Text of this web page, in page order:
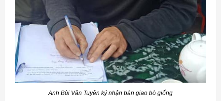
Anh Bùi Văn Tuyên ký nhận bàn giao bò giống